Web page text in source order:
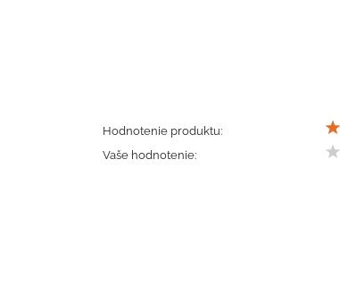
Hodnotenie produktu:
Vaše hodnotenie: